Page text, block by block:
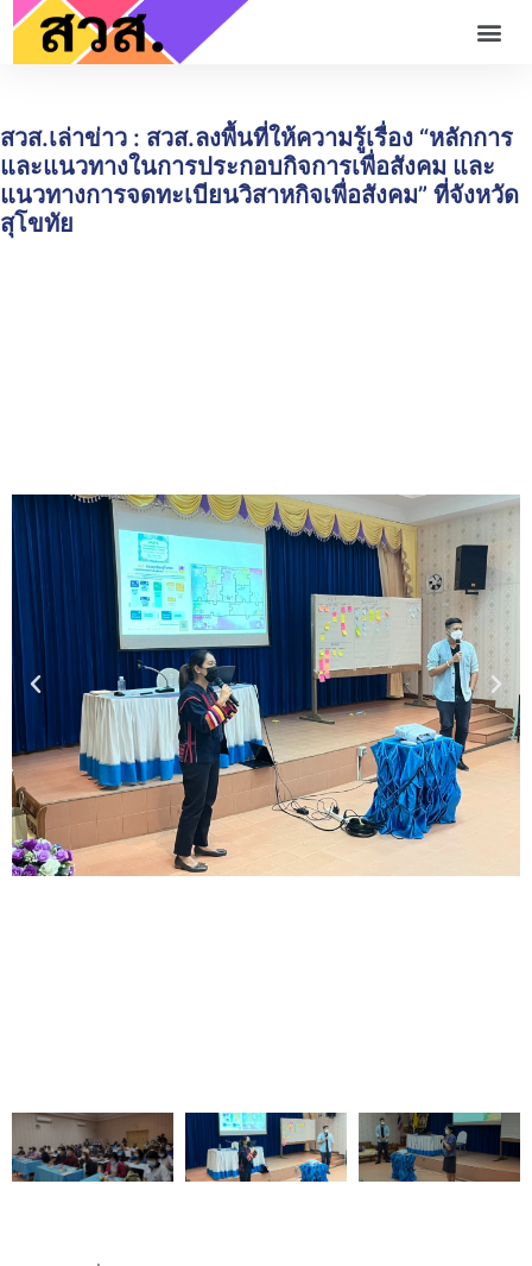
สวส.เล่าข่าว : สวส.ลงพื้นที่ให้ความรู้เรื่อง “หลักการ
และแนวทางในการประกอบกิจการเพื่อสังคม และ
แนวทางการจดทะเบียนวิสาหกิจเพื่อสังคม” ที่จังหวัด
สุโขทัย